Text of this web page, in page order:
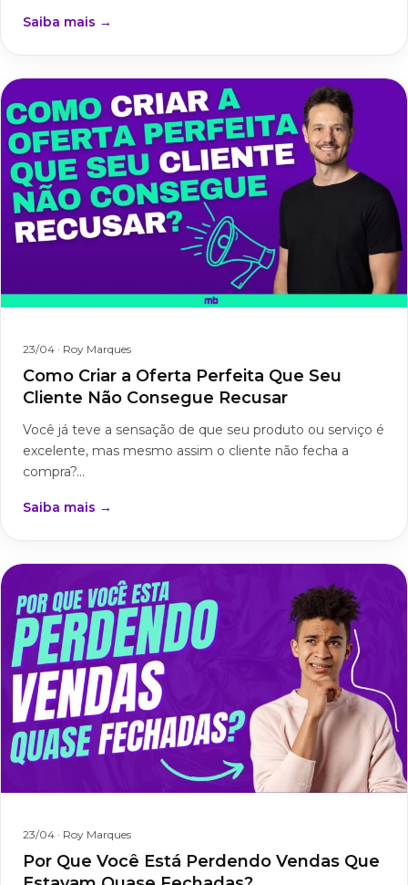
Saiba mais →
23/04 · Roy Marques
Como Criar a Oferta Perfeita Que Seu
Cliente Não Consegue Recusar
Você já teve a sensação de que seu produto ou serviço é
excelente, mas mesmo assim o cliente não fecha a
compra?...
Saiba mais →
23/04 · Roy Marques
Por Que Você Está Perdendo Vendas Que